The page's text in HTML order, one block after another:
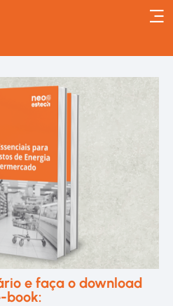
e faça o download
book: